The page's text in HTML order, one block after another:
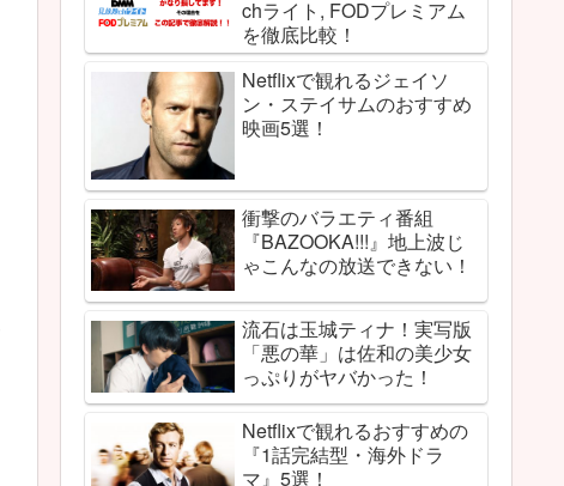
chライト, FODプレミアム
を徹底比較！
Netflixで観れるジェイソ
ン・ステイサムのおすすめ
映画5選！
衝撃のバラエティ番組
『BAZOOKA!!!』地上波じ
ゃこんなの放送できない！
流石は玉城ティナ！実写版
「悪の華」は佐和の美少女
っぷりがヤバかった！
Netflixで観れるおすすめの
『1話完結型・海外ドラ
マ』5選！